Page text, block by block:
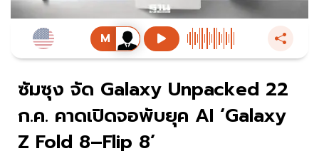
ซัมซุง จัด Galaxy Unpacked 22
ก.ค. คาดเปิดจอพับยุค AI ‘Galaxy
Z Fold 8–Flip 8’